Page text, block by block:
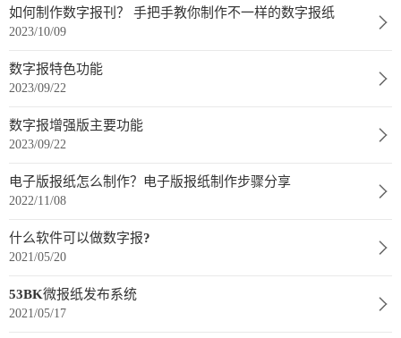
报
服
务
品
载
级
志
见
题
何
买
报
大
如何制作数字报刊？ 手把手教你制作不一样的数字报纸
2023/10/09
数字报特色功能
2023/09/22
数字报增强版主要功能
2023/09/22
电子版报纸怎么制作？电子版报纸制作步骤分享
2022/11/08
什么软件可以做数字报?
2021/05/20
53BK微报纸发布系统
2021/05/17